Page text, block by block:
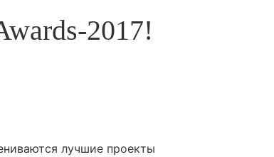
2017!
лучшие проекты